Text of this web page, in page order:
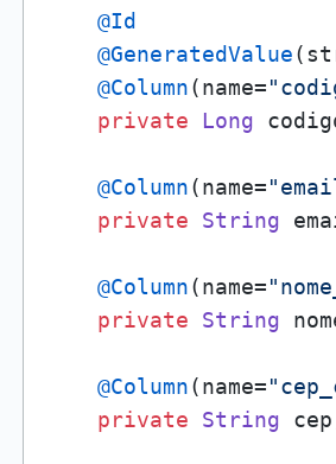
@Id
@GeneratedValue
@Column(name=
private
Long
@Column(name=
private
String
@Column(name=
private
String
@Column(name=
private
String